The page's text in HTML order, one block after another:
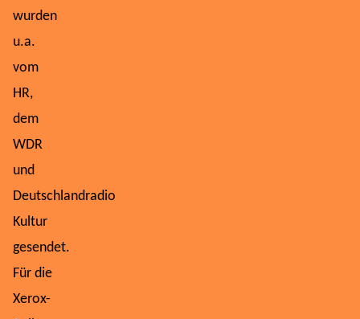
wurden
u.a.
vom
HR,
dem
WDR
und
Deutschlandradio
Kultur
gesendet.
Für die
Xerox-